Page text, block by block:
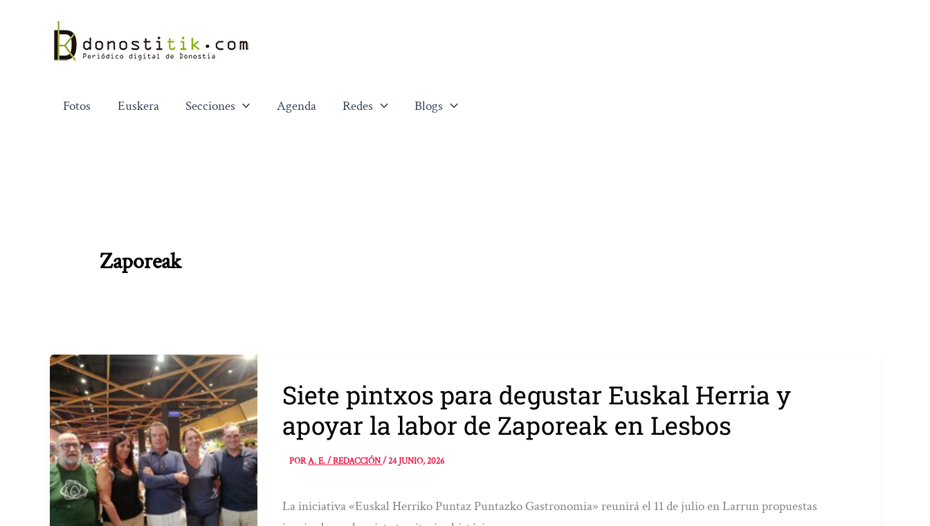
contenido
Fotos Euskera Secciones Agenda Redes Blogs
Zaporeak
Siete pintxos para degustar Euskal Herria y
apoyar la labor de Zaporeak en Lesbos
PORA. E. / REDACCIÓN/24 JUNIO, 2026
La iniciativa «Euskal Herriko Puntaz Puntazko Gastronomia» reunirá el 11 de julio en Larrun propuestas